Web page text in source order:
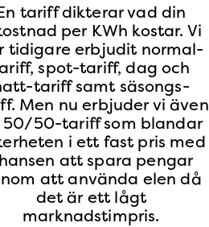
tariff dikterar vad din
per KWh kostar. Vi
tidigare erbjudit normal-
spot-tariff, dag och
tariff samt säsongs-
Men nu erbjuder vi även
50/50-tariff som blandar
i ett fast pris med
att spara pengar
att använda elen då
det är ett lågt
marknadstimpris.